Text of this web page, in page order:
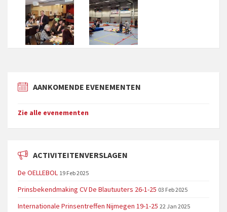
AANKOMENDE EVENEMENTEN
Zie alle evenementen
ACTIVITEITENVERSLAGEN
De OELLEBOL 19 Feb 2025
Prinsbekendmaking CV De Blautuuters 26-1-25 03 Feb 2025
Internationale Prinsentreffen Nijmegen 19-1-25 22 Jan 2025